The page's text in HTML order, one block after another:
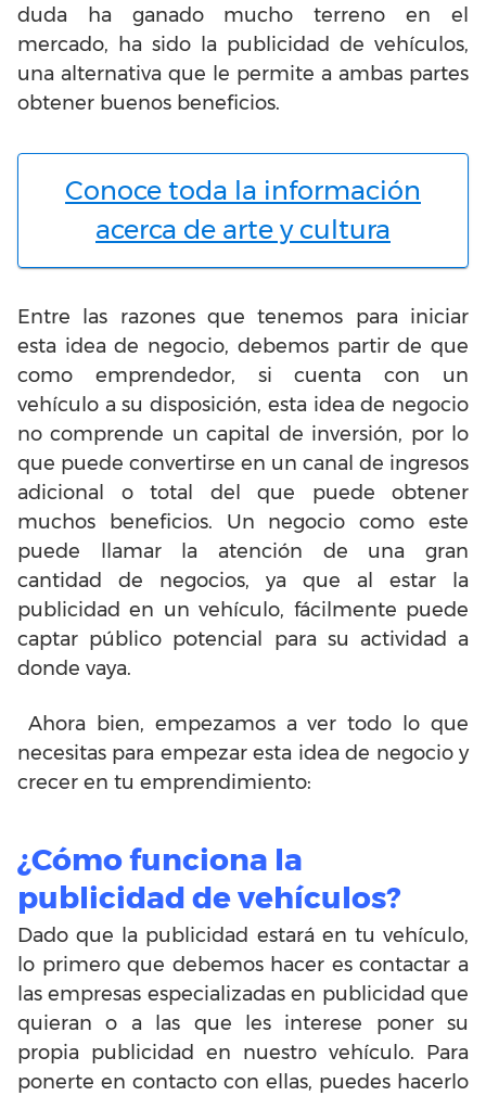
duda ha ganado mucho terreno en el
mercado, ha sido la publicidad de vehículos,
una alternativa que le permite a ambas partes
obtener buenos beneficios.
Conoce toda la información
acerca de arte y cultura
Entre las razones que tenemos para iniciar
esta idea de negocio, debemos partir de que
como emprendedor, si cuenta con un
vehículo a su disposición, esta idea de negocio
no comprende un capital de inversión, por lo
que puede convertirse en un canal de ingresos
adicional o total del que puede obtener
muchos beneficios. Un negocio como este
puede llamar la atención de una gran
cantidad de negocios, ya que al estar la
publicidad en un vehículo, fácilmente puede
captar público potencial para su actividad a
donde vaya.
Ahora bien, empezamos a ver todo lo que
necesitas para empezar esta idea de negocio y
crecer en tu emprendimiento:
¿Cómo funciona la
publicidad de vehículos?
Dado que la publicidad estará en tu vehículo,
lo primero que debemos hacer es contactar a
las empresas especializadas en publicidad que
quieran o a las que les interese poner su
propia publicidad en nuestro vehículo. Para
ponerte en contacto con ellas, puedes hacerlo